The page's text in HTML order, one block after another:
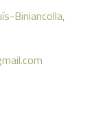
Biniancolla,